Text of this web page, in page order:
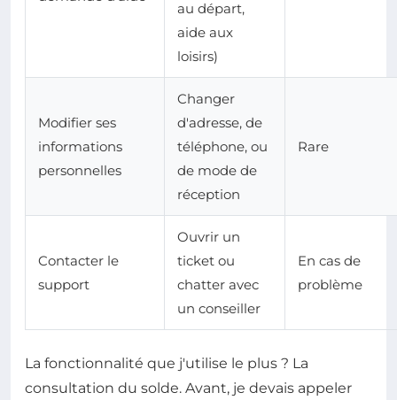
au départ,
aide aux
loisirs)
Modifier ses
informations
personnelles
Changer
d'adresse, de
téléphone, ou
de mode de
réception
Rare
Contacter le
support
Ouvrir un
ticket ou
chatter avec
un conseiller
En cas de
problème
La fonctionnalité que j'utilise le plus ? La
consultation du solde. Avant, je devais appeler